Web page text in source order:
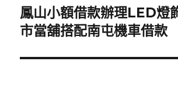
下
一
文
鳳山小額借款辦理LED燈
市當舖搭配南屯機車借款